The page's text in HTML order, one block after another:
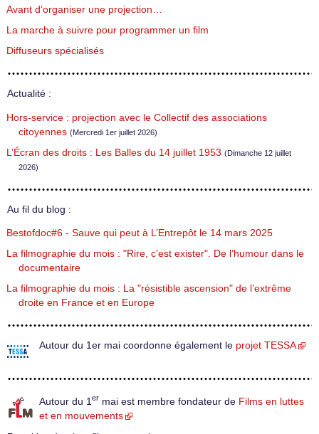
Avant d’organiser une projection…
La marche à suivre pour programmer un film
Diffuseurs spécialisés
Actualité :
Hors-service : projection avec le Collectif des associations
citoyennes (Mercredi 1er juillet 2026)
L’Écran des droits : Les Balles du 14 juillet 1953 (Dimanche 12 juillet
2026)
Au fil du blog :
Bestofdoc#6 - Sauve qui peut à L’Entrepôt le 14 mars 2025
La filmographie du mois : "Rire, c’est exister". De l’humour dans le
documentaire
La filmographie du mois : La "résistible ascension" de l’extrême
droite en France et en Europe
Autour du 1er mai coordonne également le projet TESSA
Autour du 1 er mai est membre fondateur de Films en luttes
et en mouvements